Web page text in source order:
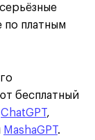
по платным
бесплатный
ChatGPT,
MashaGPT.